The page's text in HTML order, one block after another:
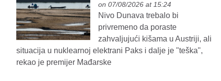
on 07/08/2026 at 15:24
Nivo Dunava trebalo bi
privremeno da poraste
zahvaljujući kišama u Austriji, ali
situacija u nuklearnoj elektrani Paks i dalje je "teška",
rekao je premijer Mađarske